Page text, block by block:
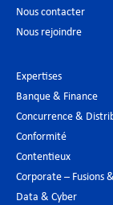
Nous contacter
Nous rejoindre
Expertises
Banque & Finance
Concurrence &
Conformité
Contentieux
Corporate – Fusions
Data & Cyber